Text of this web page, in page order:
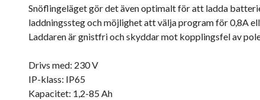
Snöflingeläget gör det även optimalt för att ladda
laddningssteg och möjlighet att välja program för 0,8A
Laddaren är gnistfri och skyddar mot kopplingsfel av
Drivs med: 230 V
IP-klass: IP65
Kapacitet: 1,2-85 Ah